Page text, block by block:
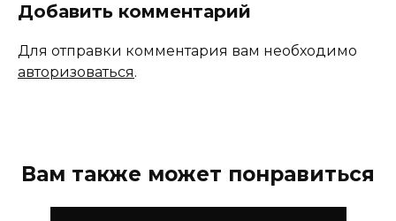
Добавить комментарий
Для отправки комментария вам необходимо
авторизоваться.
Вам также может понравиться